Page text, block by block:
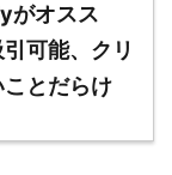
がオスス
可能、クリ
とだらけ